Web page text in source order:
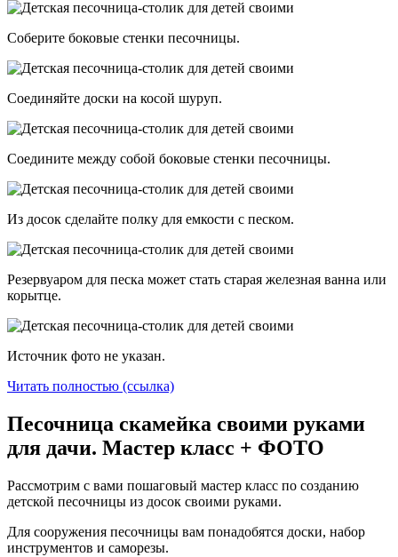
Соберите боковые стенки песочницы.
Соединяйте доски на косой шуруп.
Соедините между собой боковые стенки песочницы.
Из досок сделайте полку для емкости с песком.
Резервуаром для песка может стать старая железная ванна или
корытце.
Источник фото не указан.
Читать полностью (ссылка)
Песочница скамейка своими руками
для дачи. Мастер класс + ФОТО
Рассмотрим с вами пошаговый мастер класс по созданию
детской песочницы из досок своими руками.
Для сооружения песочницы вам понадобятся доски, набор
инструментов и саморезы.